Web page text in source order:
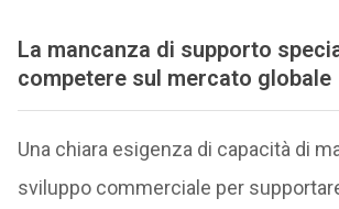
La mancanza di supporto
competere sul mercato globale
Una chiara esigenza di capacità di
sviluppo commerciale per